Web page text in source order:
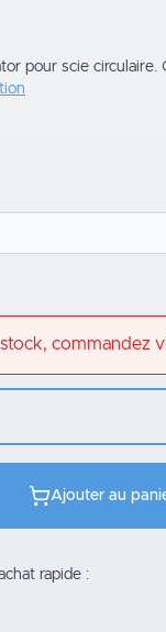
pour scie circulaire.
commandez
Ajouter au
rapide :